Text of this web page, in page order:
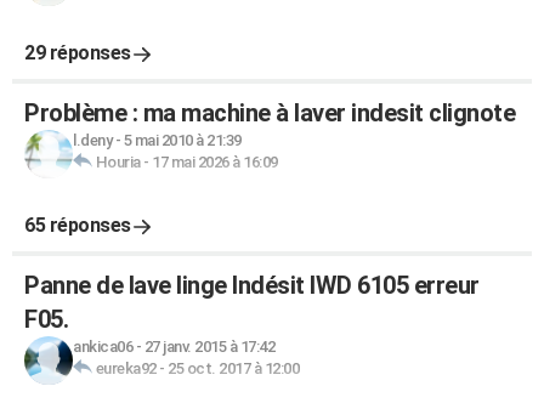
29 réponses
Problème : ma machine à laver indesit clignote
l.deny- 5 mai 2010 à 21:39
Houria- 17 mai 2026 à 16:09
65 réponses
Panne de lave linge Indésit IWD 6105 erreur
F05.
ankica06- 27 janv. 2015 à 17:42
eureka92- 25 oct. 2017 à 12:00